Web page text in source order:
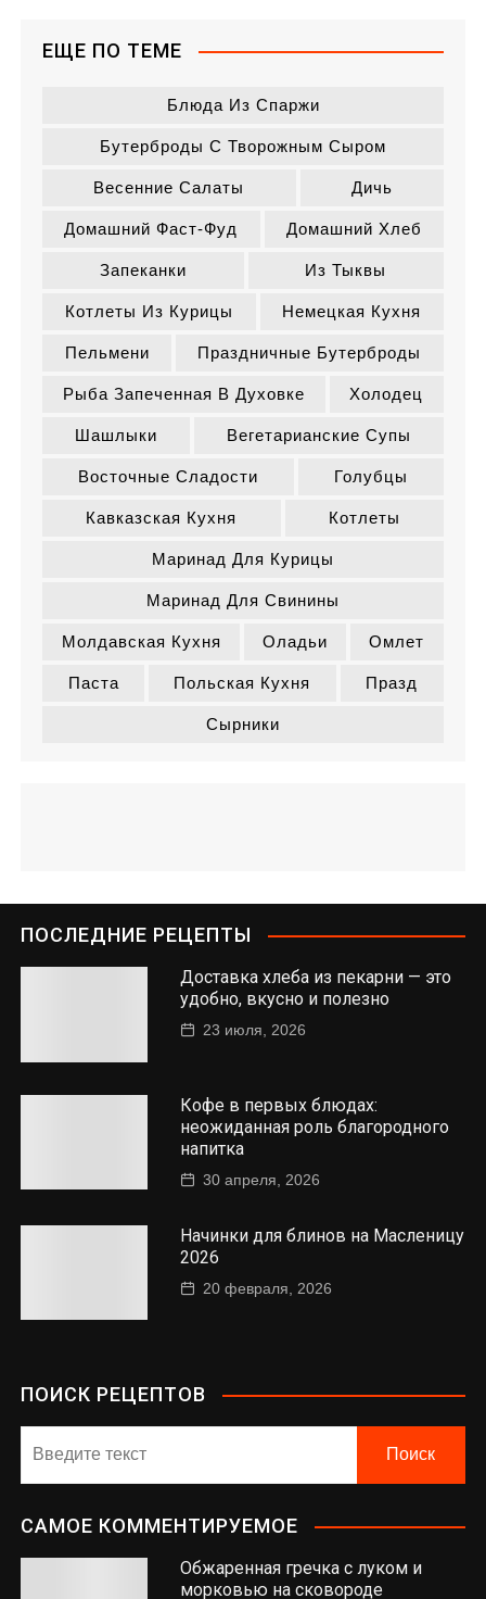
ЕЩЕ ПО ТЕМЕ
Блюда Из Спаржи
Бутерброды С Творожным Сыром
Весенние Салаты Дичь
Домашний Фаст-Фуд Домашний Хлеб
Запеканки Из Тыквы
Котлеты Из Курицы Немецкая Кухня
Пельмени Праздничные Бутерброды
Рыба Запеченная В Духовке Холодец
Шашлыки Вегетарианские Супы
Восточные Сладости Голубцы
Кавказская Кухня Котлеты
Маринад Для Курицы
Маринад Для Свинины
Молдавская Кухня Оладьи Омлет
Паста Польская Кухня Празд
Сырники
ПОСЛЕДНИЕ РЕЦЕПТЫ
Доставка хлеба из пекарни — это
удобно, вкусно и полезно
23 июля, 2026
Кофе в первых блюдах:
неожиданная роль благородного
напитка
30 апреля, 2026
Начинки для блинов на Масленицу
2026
20 февраля, 2026
ПОИСК РЕЦЕПТОВ
САМОЕ КОММЕНТИРУЕМОЕ
Обжаренная гречка с луком и
морковью на сковороде